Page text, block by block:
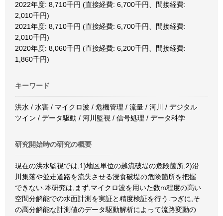
2022年度: 8,710千円 (直接経費: 6,700千円、間接経費:
2,010千円)
2021年度: 8,710千円 (直接経費: 6,700千円、間接経費:
2,010千円)
2020年度: 8,060千円 (直接経費: 6,200千円、間接経費:
1,860千円)
キーワード
洪水 / 水害 / マイクロ波 / 危機管理 / 流量 / 河川 / デジタル
ツイン / データ駆動 / 河川監視 / 信号処理 / データ科学
研究開始時の研究の概要
現在の洪水監視では,1)地区単位の越流破堤の危険箇所,2)沿
川集落や並走道路を流失させる浸食破堤の危険箇所を把握
できない.本研究は,まず,マイクロ波を用いた数m程度の高い
空間分解能での水面計測を実証と精度検証を行う.つぎに,そ
の高分解能な計測値のデータ駆動解析によって流路変動の